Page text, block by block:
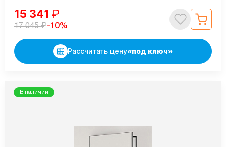
15 341 ₽
17 045₽-10%
Рассчитать цену«под ключ»
В наличии